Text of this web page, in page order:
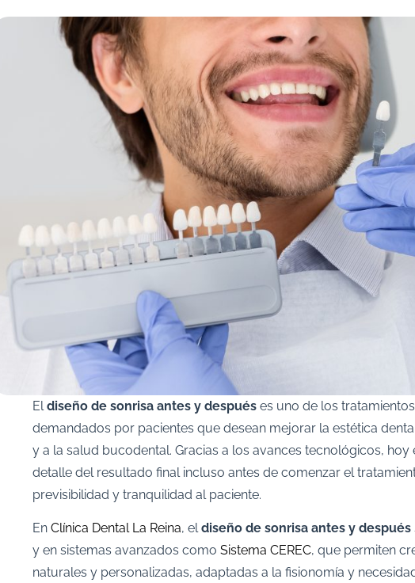
Eldiseño de sonrisa antes y después es uno de los
demandados por pacientes que desean mejorar la estética
y a la salud bucodental. Gracias a los avances tecnológicos, hoy
detalle del resultado final incluso antes de comenzar el
previsibilidad y tranquilidad al paciente.
En Clínica Dental La Reina, eldiseño de sonrisa antes y después
y en sistemas avanzados como Sistema CEREC, que permiten
naturales y personalizadas, adaptadas a la fisionomía y